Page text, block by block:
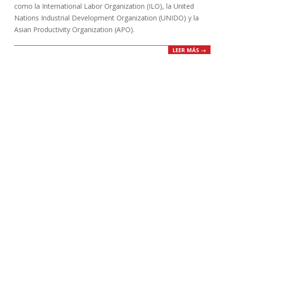
como la International Labor Organization (ILO), la United
Nations Industrial Development Organization (UNIDO) y la
Asian Productivity Organization (APO).
LEER MÁS →